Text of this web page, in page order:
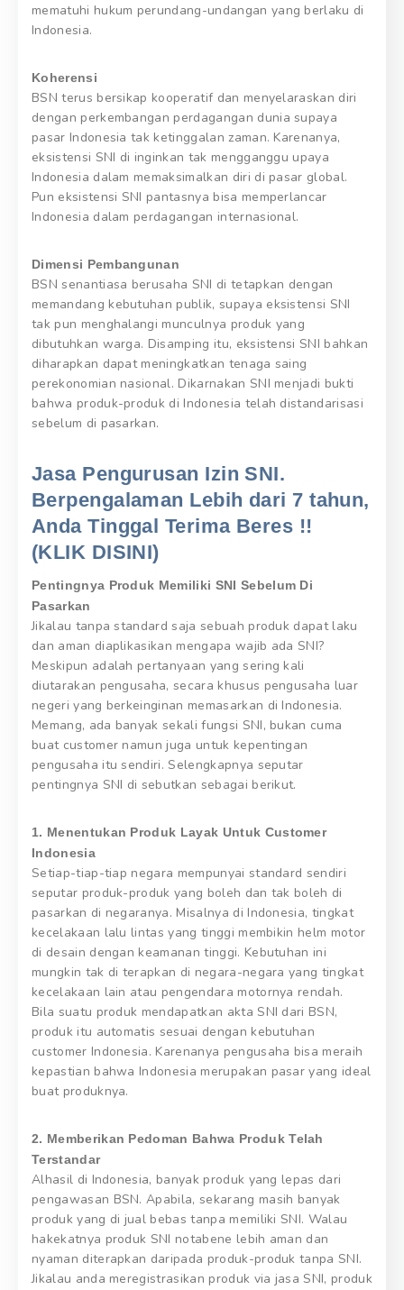
mematuhi hukum perundang-undangan yang berlaku di
Indonesia.
Koherensi
BSN terus bersikap kooperatif dan menyelaraskan diri
dengan perkembangan perdagangan dunia supaya
pasar Indonesia tak ketinggalan zaman. Karenanya,
eksistensi SNI di inginkan tak mengganggu upaya
Indonesia dalam memaksimalkan diri di pasar global.
Pun eksistensi SNI pantasnya bisa memperlancar
Indonesia dalam perdagangan internasional.
Dimensi Pembangunan
BSN senantiasa berusaha SNI di tetapkan dengan
memandang kebutuhan publik, supaya eksistensi SNI
tak pun menghalangi munculnya produk yang
dibutuhkan warga. Disamping itu, eksistensi SNI bahkan
diharapkan dapat meningkatkan tenaga saing
perekonomian nasional. Dikarnakan SNI menjadi bukti
bahwa produk-produk di Indonesia telah distandarisasi
sebelum di pasarkan.
Jasa Pengurusan Izin SNI.
Berpengalaman Lebih dari 7 tahun,
Anda Tinggal Terima Beres !!
(KLIK DISINI)
Pentingnya Produk Memiliki SNI Sebelum Di
Pasarkan
Jikalau tanpa standard saja sebuah produk dapat laku
dan aman diaplikasikan mengapa wajib ada SNI?
Meskipun adalah pertanyaan yang sering kali
diutarakan pengusaha, secara khusus pengusaha luar
negeri yang berkeinginan memasarkan di Indonesia.
Memang, ada banyak sekali fungsi SNI, bukan cuma
buat customer namun juga untuk kepentingan
pengusaha itu sendiri. Selengkapnya seputar
pentingnya SNI di sebutkan sebagai berikut.
1. Menentukan Produk Layak Untuk Customer
Indonesia
Setiap-tiap-tiap negara mempunyai standard sendiri
seputar produk-produk yang boleh dan tak boleh di
pasarkan di negaranya. Misalnya di Indonesia, tingkat
kecelakaan lalu lintas yang tinggi membikin helm motor
di desain dengan keamanan tinggi. Kebutuhan ini
mungkin tak di terapkan di negara-negara yang tingkat
kecelakaan lain atau pengendara motornya rendah.
Bila suatu produk mendapatkan akta SNI dari BSN,
produk itu automatis sesuai dengan kebutuhan
customer Indonesia. Karenanya pengusaha bisa meraih
kepastian bahwa Indonesia merupakan pasar yang ideal
buat produknya.
2. Memberikan Pedoman Bahwa Produk Telah
Terstandar
Alhasil di Indonesia, banyak produk yang lepas dari
pengawasan BSN. Apabila, sekarang masih banyak
produk yang di jual bebas tanpa memiliki SNI. Walau
hakekatnya produk SNI notabene lebih aman dan
nyaman diterapkan daripada produk-produk tanpa SNI.
Jikalau anda meregistrasikan produk via jasa SNI, produk